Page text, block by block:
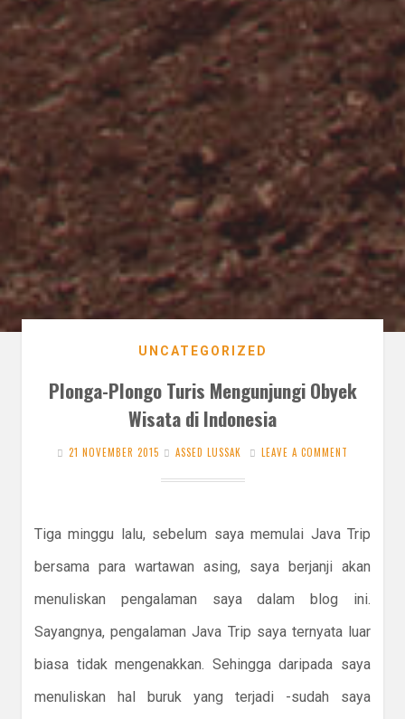
UNCATEGORIZED
Plonga-Plongo Turis Mengunjungi Obyek
Wisata di Indonesia
21 NOVEMBER 2015 ASSED LUSSAK LEAVE A COMMENT
Tiga minggu lalu, sebelum saya memulai Java Trip
bersama para wartawan asing, saya berjanji akan
menuliskan pengalaman saya dalam blog ini.
Sayangnya, pengalaman Java Trip saya ternyata luar
biasa tidak mengenakkan. Sehingga daripada saya
menuliskan hal buruk yang terjadi -sudah saya